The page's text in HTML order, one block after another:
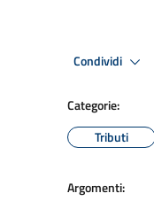
Condividi
Categorie:
Tributi
Argomenti: